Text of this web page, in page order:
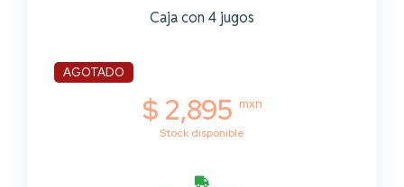
Caja con 4 jugos
AGOTADO
$ 2,895 mxn
Stock disponible